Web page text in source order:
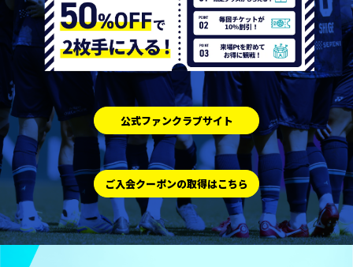
公式ファンクラブサイト
ご入会クーポンの取得はこちら